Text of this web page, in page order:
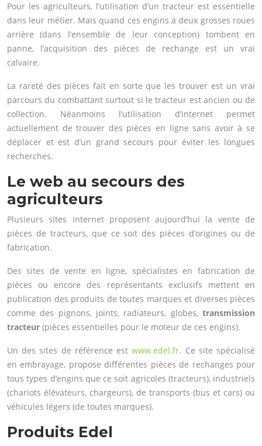
Pour les agriculteurs, l’utilisation d’un tracteur est essentielle
dans leur métier. Mais quand ces engins à deux grosses roues
arrière (dans l’ensemble de leur conception) tombent en
panne, l’acquisition des pièces de rechange est un vrai
calvaire.
La rareté des pièces fait en sorte que les trouver est un vrai
parcours du combattant surtout si le tracteur est ancien ou de
collection. Néanmoins l’utilisation d’internet permet
actuellement de trouver des pièces en ligne sans avoir à se
déplacer et est d’un grand secours pour éviter les longues
recherches.
Le web au secours des
agriculteurs
Plusieurs sites internet proposent aujourd’hui la vente de
pièces de tracteurs, que ce soit des pièces d’origines ou de
fabrication.
Des sites de vente en ligne, spécialistes en fabrication de
pièces ou encore des représentants exclusifs mettent en
publication des produits de toutes marques et diverses pièces
comme des pignons, joints, radiateurs, globes, transmission
tracteur (pièces essentielles pour le moteur de ces engins).
Un des sites de référence estwww.edel.fr. Ce site spécialisé
en embrayage, propose différentes pièces de rechanges pour
tous types d’engins que ce soit agricoles (tracteurs), industriels
(chariots élévateurs, chargeurs), de transports (bus et cars) ou
véhicules légers (de toutes marques).
Produits Edel